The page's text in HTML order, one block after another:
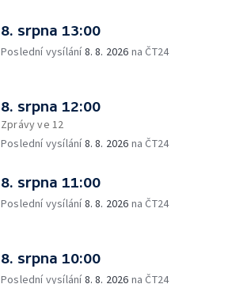
8. srpna 13:00
Poslední vysílání8. 8. 2026 na ČT24
8. srpna 12:00
Zprávy ve 12
Poslední vysílání8. 8. 2026 na ČT24
8. srpna 11:00
Poslední vysílání8. 8. 2026 na ČT24
8. srpna 10:00
Poslední vysílání8. 8. 2026 na ČT24